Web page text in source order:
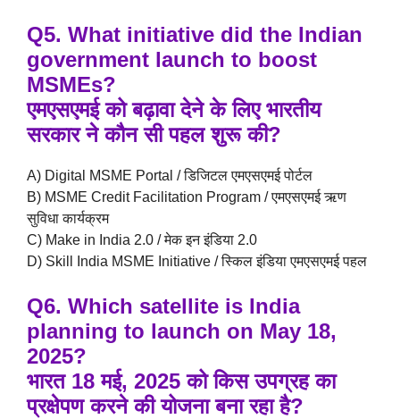
Q5. What initiative did the Indian
government launch to boost
MSMEs?
एमएसएमई को बढ़ावा देने के लिए भारतीय
सरकार ने कौन सी पहल शुरू की?
A) Digital MSME Portal / डिजिटल एमएसएमई पोर्टल
B) MSME Credit Facilitation Program / एमएसएमई ऋण
सुविधा कार्यक्रम
C) Make in India 2.0 / मेक इन इंडिया 2.0
D) Skill India MSME Initiative / स्किल इंडिया एमएसएमई पहल
Q6. Which satellite is India
planning to launch on May 18,
2025?
भारत 18 मई, 2025 को किस उपग्रह का
प्रक्षेपण करने की योजना बना रहा है?